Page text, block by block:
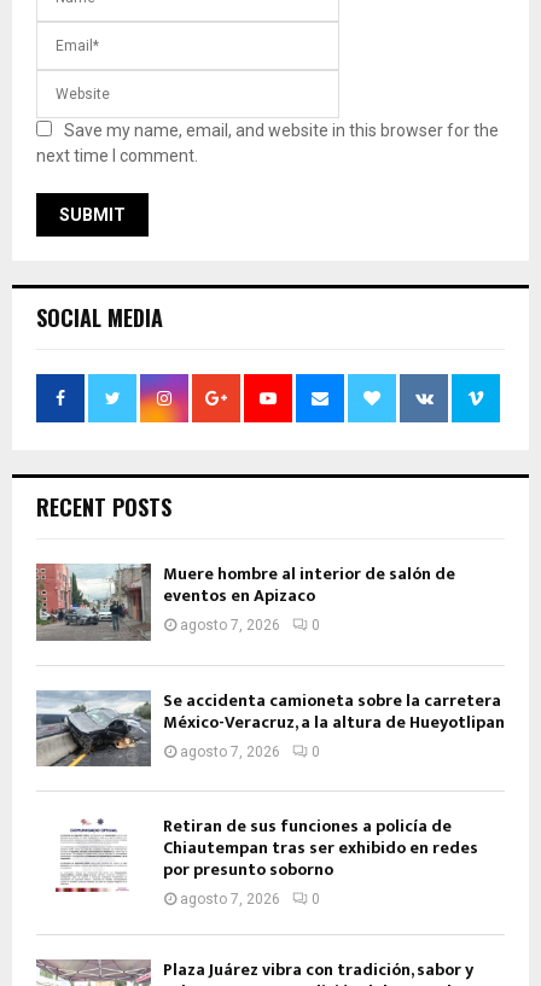
Save my name, email, and website in this browser for the
next time I comment.
SOCIAL MEDIA
RECENT POSTS
Muere hombre al interior de salón de
eventos en Apizaco
agosto 7, 2026 0
Se accidenta camioneta sobre la carretera
México-Veracruz, a la altura de Hueyotlipan
agosto 7, 2026 0
Retiran de sus funciones a policía de
Chiautempan tras ser exhibido en redes
por presunto soborno
agosto 7, 2026 0
Plaza Juárez vibra con tradición, sabor y